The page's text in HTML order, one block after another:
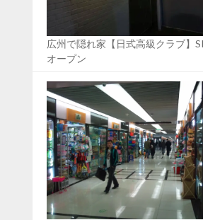
広州で隠れ家【日式高級クラブ】
オープン